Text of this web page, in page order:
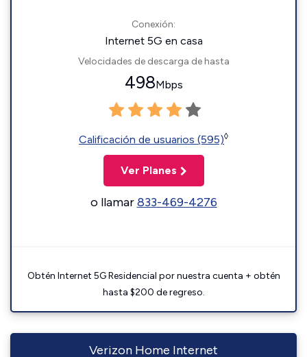
Conexión:
Internet 5G en casa
Velocidades de descarga de hasta
498Mbps
Calificación de usuarios (595)◊
Ver Planes
o llamar833-469-4276
Obtén Internet 5G Residencial por nuestra cuenta + obtén
hasta $200 de regreso.
Verizon Home Internet